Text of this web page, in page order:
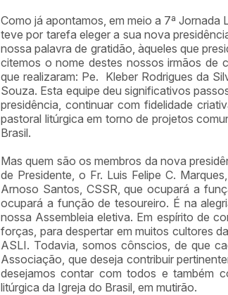
Como já apontamos, em meio a 7ª
teve por tarefa eleger a sua nova
nossa palavra de gratidão, àqueles que
citemos o nome destes nossos irmãos de
que realizaram: Pe. Kleber Rodrigues da
Souza. Esta equipe deu significativos
presidência, continuar com fidelidade
pastoral litúrgica em torno de projetos
Brasil.
Mas quem são os membros da nova
de Presidente, o Fr. Luis Felipe C.
Arnoso Santos, CSSR, que ocupará a
ocupará a função de tesoureiro. É na
nossa Assembleia eletiva. Em espírito de
forças, para despertar em muitos cultores
ASLI. Todavia, somos cônscios, de que
Associação, que deseja contribuir
desejamos contar com todos e também
litúrgica da Igreja do Brasil, em mutirão.